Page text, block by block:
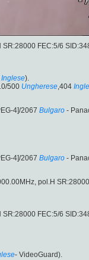
FEC:5/6
Inglese).
500 Ungherese,404
4]/2067 Bulgaro -
4]/2067 Bulgaro -
pol.H
FEC:5/6
- VideoGuard).